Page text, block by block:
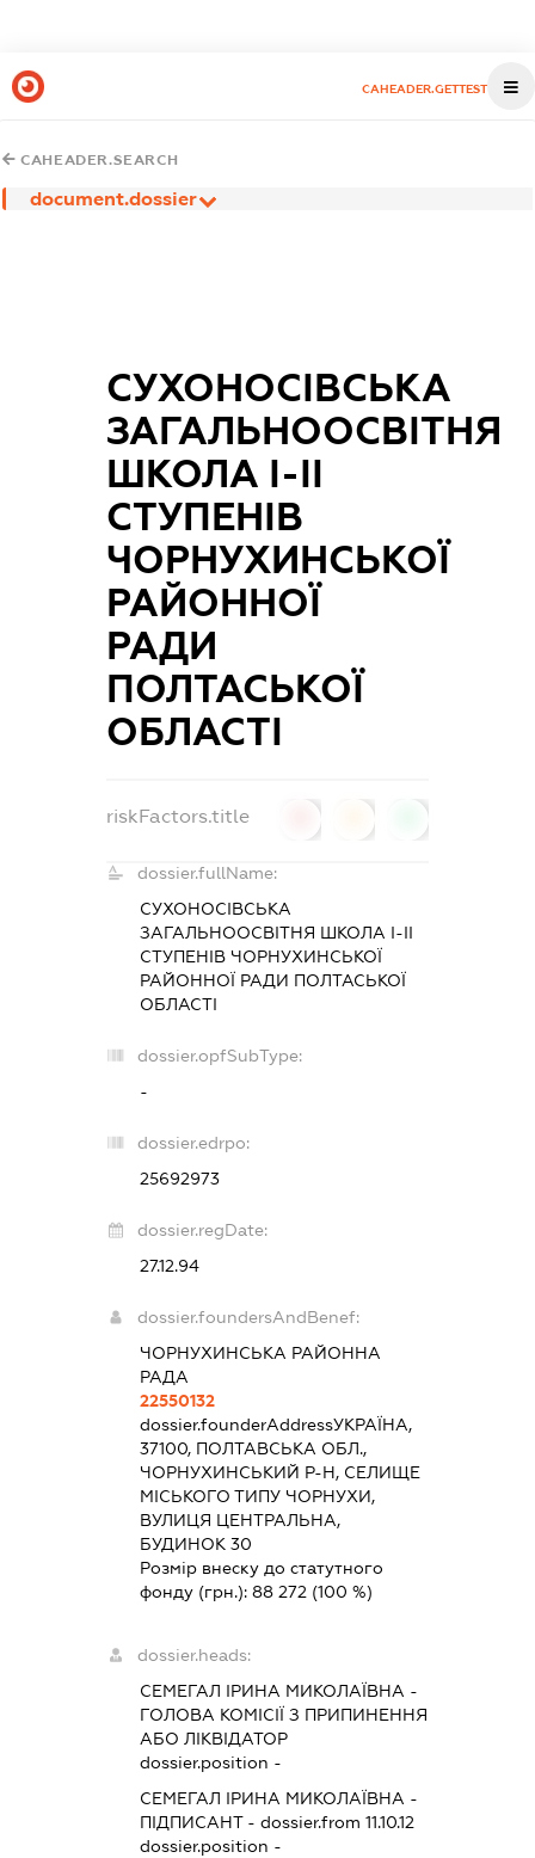
CAHEADER.GETTEST
CAHEADER.SEARCH
document.dossier
СУХОНОСІВСЬКА
ЗАГАЛЬНООСВІТНЯ
ШКОЛА I-II
СТУПЕНІВ
ЧОРНУХИНСЬКОЇ
РАЙОННОЇ
РАДИ
ПОЛТАСЬКОЇ
ОБЛАСТІ
riskFactors.title
dossier.fullName:
СУХОНОСІВСЬКА
ЗАГАЛЬНООСВІТНЯ ШКОЛА I-II
СТУПЕНІВ ЧОРНУХИНСЬКОЇ
РАЙОННОЇ РАДИ ПОЛТАСЬКОЇ
ОБЛАСТІ
dossier.opfSubType:
-
dossier.edrpo:
25692973
dossier.regDate:
27.12.94
dossier.foundersAndBenef:
ЧОРНУХИНСЬКА РАЙОННА
РАДА
22550132
dossier.founderAddressУКРАЇНА,
37100, ПОЛТАВСЬКА ОБЛ.,
ЧОРНУХИНСЬКИЙ Р-Н, СЕЛИЩЕ
МІСЬКОГО ТИПУ ЧОРНУХИ,
ВУЛИЦЯ ЦЕНТРАЛЬНА,
БУДИНОК 30
Розмір внеску до статутного
фонду (грн.):88 272 (100 %)
dossier.heads:
СЕМЕГАЛ ІРИНА МИКОЛАЇВНА -
ГОЛОВА КОМІСІЇ З ПРИПИНЕННЯ
АБО ЛІКВІДАТОР
dossier.position -
СЕМЕГАЛ ІРИНА МИКОЛАЇВНА -
ПІДПИСАНТ- dossier.from 11.10.12
dossier.position -